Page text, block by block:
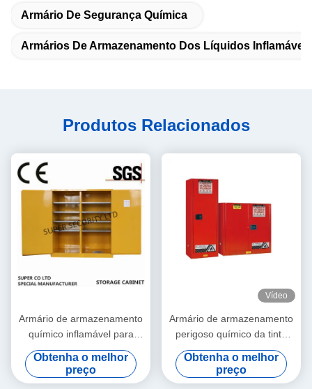
Armário De Segurança Química
Armários De Armazenamento Dos Líquidos Inflamáveis
Produtos Relacionados
Armário de armazenamento
químico inflamável para
armazenar o líquido,
armários perigosos
Obtenha o melhor
preço
Vídeo
Armário de armazenamento
perigoso químico da tinta
vermelha da pintura para
armazenar a pintura, tinta
Obtenha o melhor
preço